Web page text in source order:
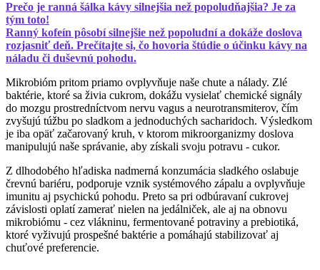
Prečo je ranná šálka kávy silnejšia než popoludňajšia? Je za
tým toto!
Ranný kofeín pôsobí silnejšie než popoludní a dokáže doslova
rozjasniť deň. Prečítajte si, čo hovoria štúdie o účinku kávy na
náladu či duševnú pohodu.
Mikrobióm pritom priamo ovplyvňuje naše chute a nálady. Zlé
baktérie, ktoré sa živia cukrom, dokážu vysielať chemické signály
do mozgu prostredníctvom nervu vagus a neurotransmiterov, čím
zvyšujú túžbu po sladkom a jednoduchých sacharidoch. Výsledkom
je iba opäť začarovaný kruh, v ktorom mikroorganizmy doslova
manipulujú naše správanie, aby získali svoju potravu - cukor.
Z dlhodobého hľadiska nadmerná konzumácia sladkého oslabuje
črevnú bariéru, podporuje vznik systémového zápalu a ovplyvňuje
imunitu aj psychickú pohodu. Preto sa pri odbúravaní cukrovej
závislosti oplatí zamerať nielen na jedálniček, ale aj na obnovu
mikrobiómu - cez vlákninu, fermentované potraviny a prebiotiká,
ktoré vyživujú prospešné baktérie a pomáhajú stabilizovať aj
chuťové preferencie.